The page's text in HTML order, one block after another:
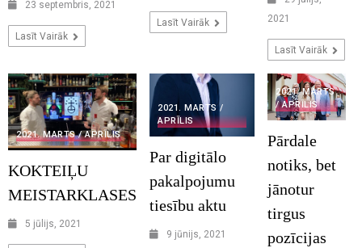
23 septembris, 2021
Lasīt Vairāk
Lasīt Vairāk
2021
Lasīt Vairāk
2021. MARTS / APRĪLIS
KOKTEIĻU
MEISTARKLASES
5 jūlijs, 2021
2021. MARTS /
APRĪLIS
Par digitālo
pakalpojumu
tiesību aktu
9 jūnijs, 2021
2021. MARTS
/ APRĪLIS
Pārdale
notiks, bet
jānotur
tirgus
pozīcijas